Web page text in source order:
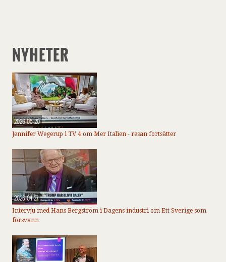
NYHETER
2026-05-20
Jennifer Wegerup i TV 4 om Mer Italien - resan fortsätter
2026-04-27
Intervju med Hans Bergström i Dagens industri om Ett Sverige som
försvann